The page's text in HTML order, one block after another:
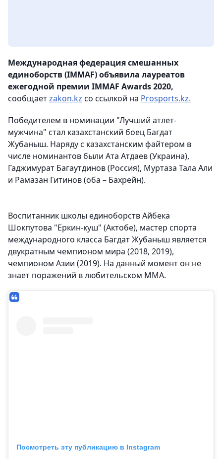
Международная федерация смешанных
единоборств (IMMAF) объявила лауреатов
ежегодной премии IMMAF Awards 2020,
сообщаетzakon.kz со ссылкой на Prosports.kz.
Победителем в номинации "Лучший атлет-
мужчина" стал казахстанский боец Багдат
Жубаныш. Наряду с казахстанским файтером в
числе номинантов были Ата Атдаев (Украина),
Гаджимурат Багаутдинов (Россия), Муртаза Тала Али
и Рамазан Гитинов (оба – Бахрейн).
Воспитанник школы единоборств Айбека
Шокпутова "Еркин-куш" (Актобе), мастер спорта
международного класса Багдат Жубаныш является
двукратным чемпионом мира (2018, 2019),
чемпионом Азии (2019). На данный момент он не
знает поражений в любительском ММА.
Посмотреть эту публикацию в Instagram